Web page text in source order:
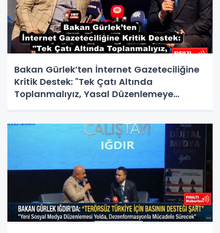
Bakan Gürlek’ten İnternet Gazeteciliğine
Kritik Destek: "Tek Çatı Altında
Toplanmalıyız, Yasal Düzenlemeye